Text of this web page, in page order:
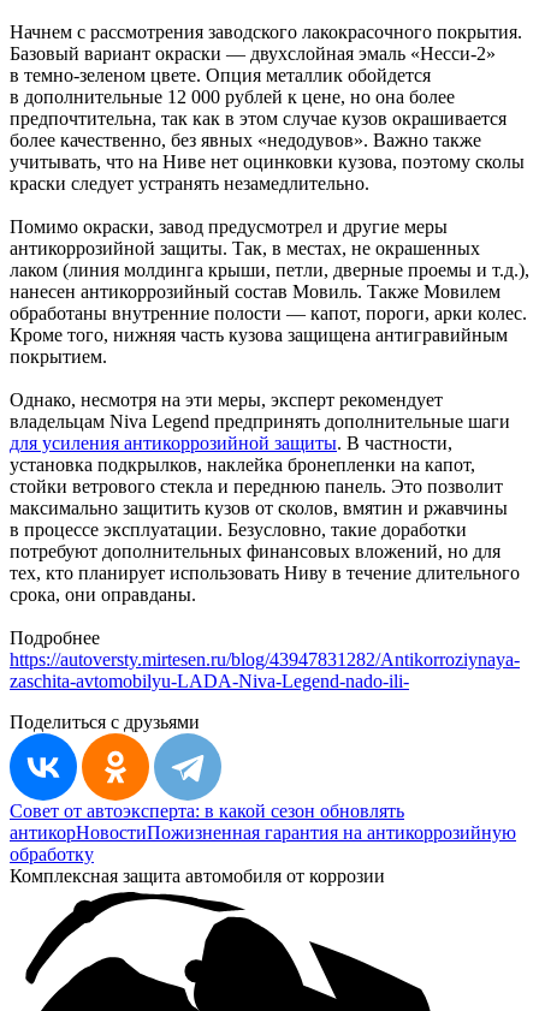
Начнем с рассмотрения заводского лакокрасочного покрытия.
Базовый вариант окраски — двухслойная эмаль «Несси-2»
в темно-зеленом цвете. Опция металлик обойдется
в дополнительные 12 000 рублей к цене, но она более
предпочтительна, так как в этом случае кузов окрашивается
более качественно, без явных «недодувов». Важно также
учитывать, что на Ниве нет оцинковки кузова, поэтому сколы
краски следует устранять незамедлительно.
Помимо окраски, завод предусмотрел и другие меры
антикоррозийной защиты. Так, в местах, не окрашенных
лаком (линия молдинга крыши, петли, дверные проемы и т.д.),
нанесен антикоррозийный состав Мовиль. Также Мовилем
обработаны внутренние полости — капот, пороги, арки колес.
Кроме того, нижняя часть кузова защищена антигравийным
покрытием.
Однако, несмотря на эти меры, эксперт рекомендует
владельцам Niva Legend предпринять дополнительные шаги
для усиления антикоррозийной защиты. В частности,
установка подкрылков, наклейка бронепленки на капот,
стойки ветрового стекла и переднюю панель. Это позволит
максимально защитить кузов от сколов, вмятин и ржавчины
в процессе эксплуатации. Безусловно, такие доработки
потребуют дополнительных финансовых вложений, но для
тех, кто планирует использовать Ниву в течение длительного
срока, они оправданы.
Подробнее
https://autoversty.mirtesen.ru/blog/43947831282/Antikorroziynaya-
zaschita-avtomobilyu-LADA-Niva-Legend-nado-ili-
Поделиться с друзьями
Совет от автоэксперта: в какой сезон обновлять
антикорНовостиПожизненная гарантия на антикоррозийную
обработку
Комплексная защита автомобиля от коррозии